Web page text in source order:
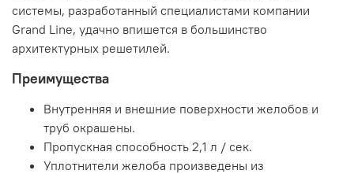
системы, разработанный специалистами компании
Grand Line, удачно впишется в большинство
архитектурных решетилей.
Преимущества
Внутренняя и внешние поверхности желобов и
труб окрашены.
Пропускная способность 2,1 л / сек.
Уплотнители желоба произведены из